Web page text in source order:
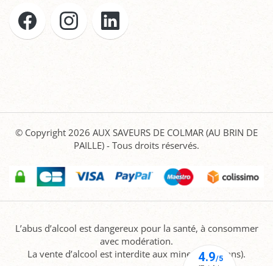
© Copyright 2026 AUX SAVEURS DE COLMAR (AU BRIN DE
PAILLE) - Tous droits réservés.
L’abus d’alcool est dangereux pour la santé, à consommer
avec modération.
La vente d’alcool est interdite aux mineurs (-18 ans).